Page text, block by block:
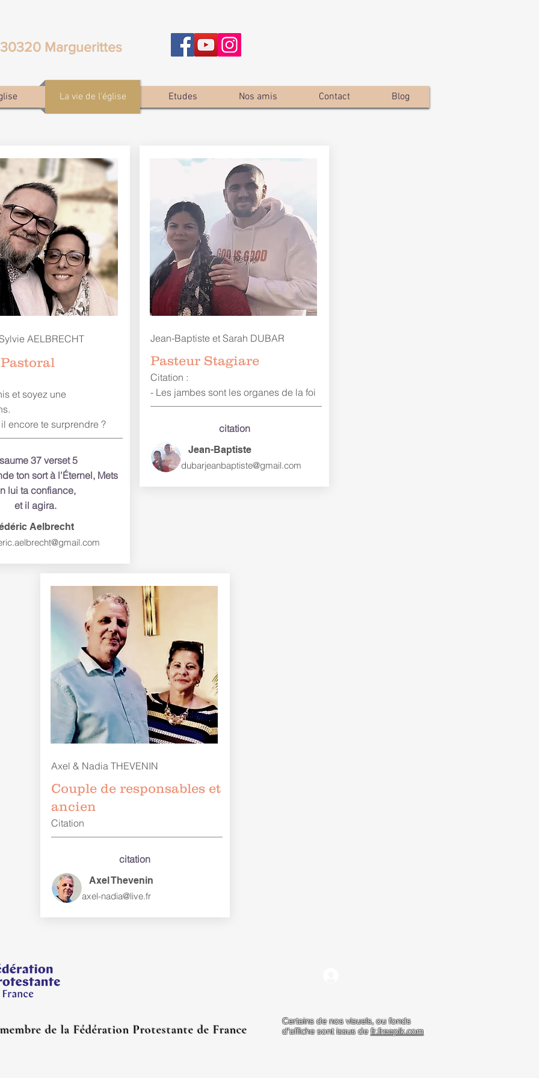
Marguerittes
La vie de l'église Etudes Nos amis Contact Blog
AELBRECHT
et soyez une
encore te surprendre ?
37 verset 5
ton sort à l'Éternel, Mets
lui ta confiance,
et il agira.
Aelbrecht
Jean-Baptiste et Sarah DUBAR
Pasteur Stagiare
Citation :
- Les jambes sont les organes de la foi
citation
Jean-Baptiste
dubarjeanbaptiste@gmail.com
Axel & Nadia THEVENIN
Couple de responsables et
ancien
Citation
citation
Axel Thevenin
axel-nadia@live.fr
Certains de nos visuels, ou fonds
d'affiche sont issus defr.freepik.com
de la Fédération Protestante de France